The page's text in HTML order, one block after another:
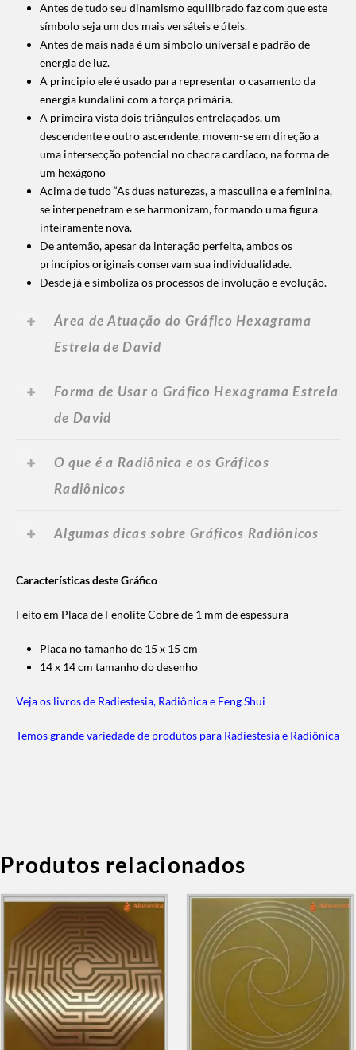
Antes de tudo seu dinamismo equilibrado faz com que este
símbolo seja um dos mais versáteis e úteis.
Antes de mais nada é um símbolo universal e padrão de
energia de luz.
A principio ele é usado para representar o casamento da
energia kundalini com a força primária.
A primeira vista dois triângulos entrelaçados, um
descendente e outro ascendente, movem-se em direção a
uma intersecção potencial no chacra cardíaco, na forma de
um hexágono
Acima de tudo “As duas naturezas, a masculina e a feminina,
se interpenetram e se harmonizam, formando uma figura
inteiramente nova.
De antemão, apesar da interação perfeita, ambos os
princípios originais conservam sua individualidade.
Desde já e simboliza os processos de involução e evolução.
Área de Atuação do Gráfico Hexagrama
Estrela de David
Forma de Usar o Gráfico Hexagrama Estrela
de David
O que é a Radiônica e os Gráficos
Radiônicos
Algumas dicas sobre Gráficos Radiônicos
Características deste Gráfico
Feito em Placa de Fenolite Cobre de 1 mm de espessura
Placa no tamanho de 15 x 15 cm
14 x 14 cm tamanho do desenho
Veja os livros de Radiestesia, Radiônica e Feng Shui
Temos grande variedade de produtos para Radiestesia e Radiônica
Produtos relacionados